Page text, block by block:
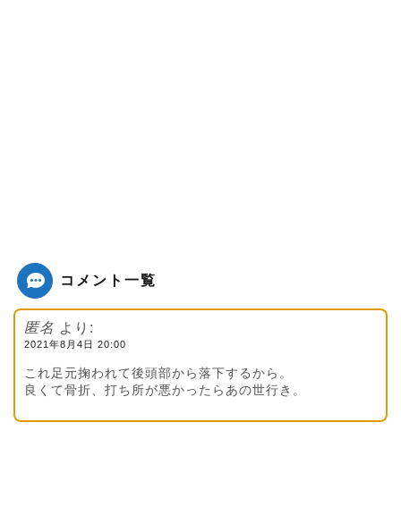
コメント一覧
匿名 より:
2021年8月4日 20:00
これ足元掬われて後頭部から落下するから。
良くて骨折、打ち所が悪かったらあの世行き。